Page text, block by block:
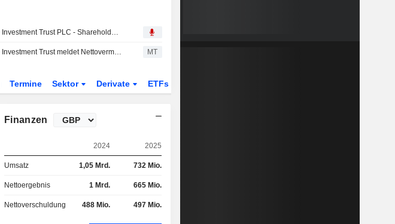
F&C Investment Trust PLC - Shareholder/Analyst Call
F&C Investment Trust meldet Nettovermögen je Stammaktie MT
Termine Sektor Derivate ETFs
Finanzen
2024 2025
Umsatz 1,05 Mrd. 732 Mio.
Nettoergebnis 1 Mrd. 665 Mio.
Nettoverschuldung 488 Mio. 497 Mio.